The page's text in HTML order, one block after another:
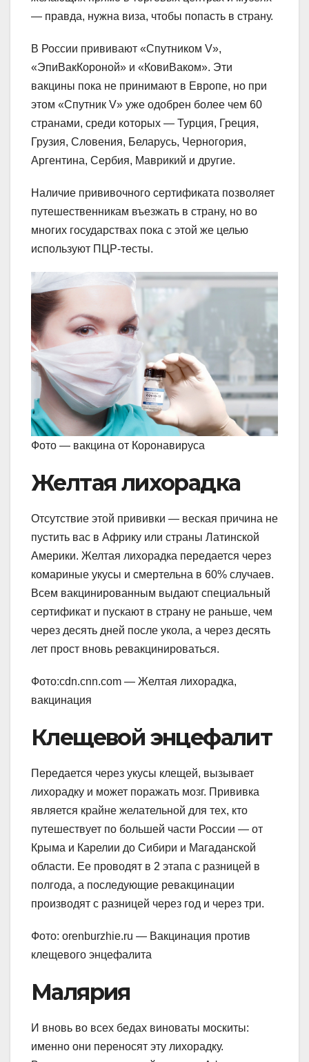
— правда, нужна виза, чтобы попасть в страну.
В России прививают «Спутником V»,
«ЭпиВакКороной» и «КовиВаком». Эти
вакцины пока не принимают в Европе, но при
этом «Спутник V» уже одобрен более чем 60
странами, среди которых — Турция, Греция,
Грузия, Словения, Беларусь, Черногория,
Аргентина, Сербия, Маврикий и другие.
Наличие прививочного сертификата позволяет
путешественникам въезжать в страну, но во
многих государствах пока с этой же целью
используют ПЦР-тесты.
Фото — вакцина от Коронавируса
Желтая лихорадка
Отсутствие этой прививки — веская причина не
пустить вас в Африку или страны Латинской
Америки. Желтая лихорадка передается через
комариные укусы и смертельна в 60% случаев.
Всем вакцинированным выдают специальный
сертификат и пускают в страну не раньше, чем
через десять дней после укола, а через десять
лет прост вновь ревакцинироваться.
Фото:cdn.cnn.com — Желтая лихорадка,
вакцинация
Клещевой энцефалит
Передается через укусы клещей, вызывает
лихорадку и может поражать мозг. Прививка
является крайне желательной для тех, кто
путешествует по большей части России — от
Крыма и Карелии до Сибири и Магаданской
области. Ее проводят в 2 этапа с разницей в
полгода, а последующие ревакцинации
производят с разницей через год и через три.
Фото: orenburzhie.ru — Вакцинация против
клещевого энцефалита
Малярия
И вновь во всех бедах виноваты москиты:
именно они переносят эту лихорадку.